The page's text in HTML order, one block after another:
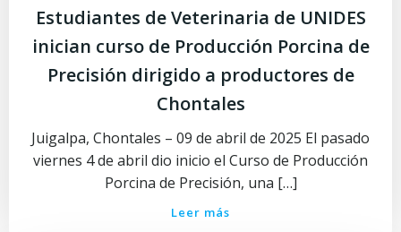
Estudiantes de Veterinaria de UNIDES
inician curso de Producción Porcina de
Precisión dirigido a productores de
Chontales
Juigalpa, Chontales – 09 de abril de 2025 El pasado
viernes 4 de abril dio inicio el Curso de Producción
Porcina de Precisión, una […]
Leer más